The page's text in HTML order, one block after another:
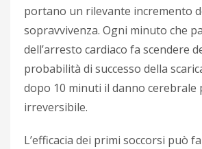
portano un rilevante incremento
sopravvivenza. Ogni minuto che
dell’arresto cardiaco fa scendere
probabilità di successo della
dopo 10 minuti il danno cerebrale
irreversibile.
L’efficacia dei primi soccorsi può